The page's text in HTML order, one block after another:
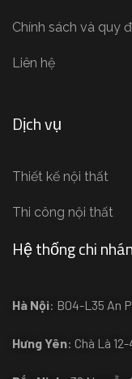
Chính sách và quy
Liên hệ
Dịch vụ
Thiết kế nội thất
Thi công nội thất
Hệ thống chi
Hà Nội: B04-L35 An
Hưng Yên: Chà Là